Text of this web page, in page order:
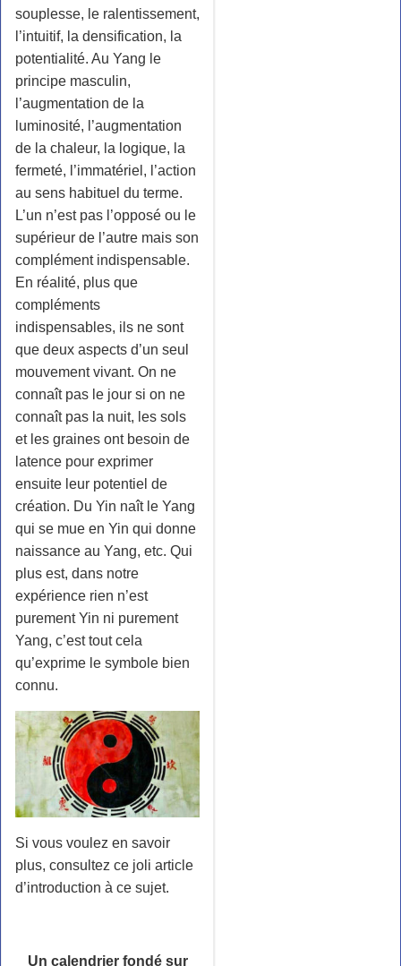
souplesse, le ralentissement,
l’intuitif, la densification, la
potentialité. Au Yang le
principe masculin,
l’augmentation de la
luminosité, l’augmentation
de la chaleur, la logique, la
fermeté, l’immatériel, l’action
au sens habituel du terme.
L’un n’est pas l’opposé ou le
supérieur de l’autre mais son
complément indispensable.
En réalité, plus que
compléments
indispensables, ils ne sont
que deux aspects d’un seul
mouvement vivant. On ne
connaît pas le jour si on ne
connaît pas la nuit, les sols
et les graines ont besoin de
latence pour exprimer
ensuite leur potentiel de
création. Du Yin naît le Yang
qui se mue en Yin qui donne
naissance au Yang, etc. Qui
plus est, dans notre
expérience rien n’est
purement Yin ni purement
Yang, c’est tout cela
qu’exprime le symbole bien
connu.
Si vous voulez en savoir
plus, consultez ce joli article
d’introduction à ce sujet.
Un calendrier fondé sur